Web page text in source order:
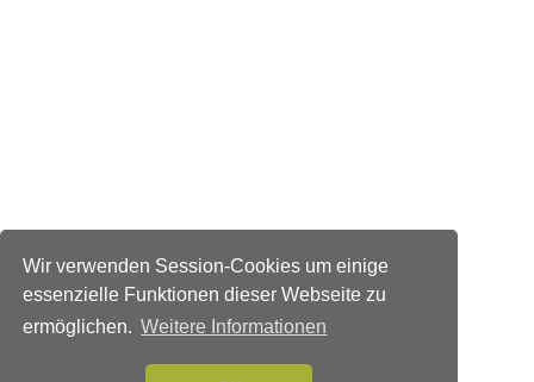
Wir verwenden Session-Cookies um einige
essenzielle Funktionen dieser Webseite zu
ermöglichen. Weitere Informationen